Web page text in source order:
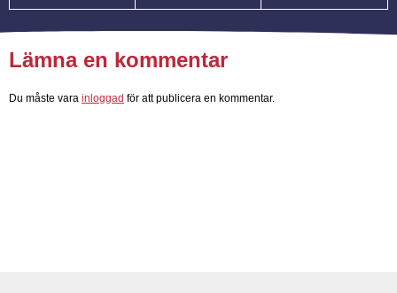
Lämna en kommentar
Du måste vara inloggad för att publicera en kommentar.